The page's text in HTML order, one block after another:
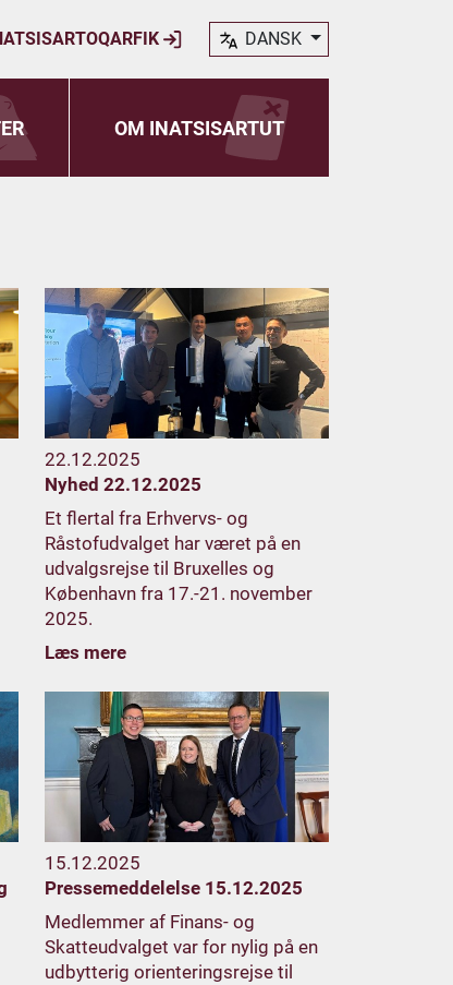
DANSK
OM INATSISARTUT
22.12.2025
Nyhed 22.12.2025
Et flertal fra Erhvervs- og
Råstofudvalget har været på en
udvalgsrejse til Bruxelles og
København fra 17.-21. november
2025.
Læs mere
15.12.2025
Pressemeddelelse 15.12.2025
Medlemmer af Finans- og
Skatteudvalget var for nylig på en
udbytterig orienteringsrejse til